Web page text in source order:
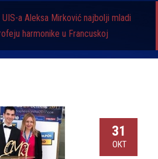
a Aleksa Mirković najbolji mladi
harmonike u Francuskoj
31
ОКТ